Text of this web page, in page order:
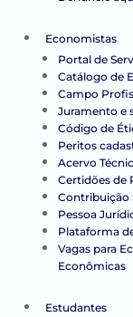
Economistas
Portal de
Catálogo de
Campo
Juramento e
Código de
Peritos
Acervo
Certidões de
Contribuição
Pessoa
Plataforma
Vagas para
Econômicas
Estudantes